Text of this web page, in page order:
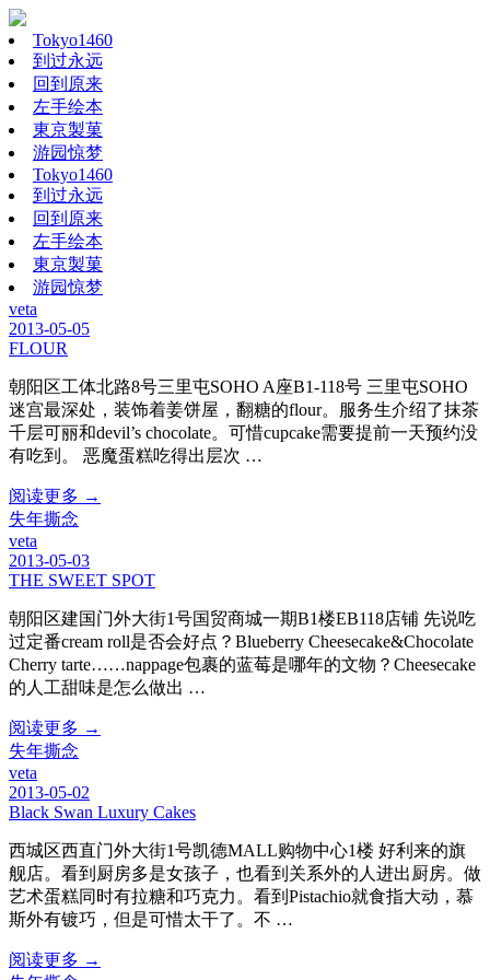
Tokyo1460
到过永远
回到原来
左手绘本
東京製菓
游园惊梦
Tokyo1460
到过永远
回到原来
左手绘本
東京製菓
游园惊梦
veta
2013-05-05
FLOUR
朝阳区工体北路8号三里屯SOHO A座B1-118号 三里屯SOHO
迷宫最深处，装饰着姜饼屋，翻糖的flour。服务生介绍了抹茶
千层可丽和devil’s chocolate。可惜cupcake需要提前一天预约没
有吃到。 恶魔蛋糕吃得出层次 …
阅读更多 →
失年撕念
veta
2013-05-03
THE SWEET SPOT
朝阳区建国门外大街1号国贸商城一期B1楼EB118店铺 先说吃
过定番cream roll是否会好点？Blueberry Cheesecake&Chocolate
Cherry tarte……nappage包裹的蓝莓是哪年的文物？Cheesecake
的人工甜味是怎么做出 …
阅读更多 →
失年撕念
veta
2013-05-02
Black Swan Luxury Cakes
西城区西直门外大街1号凯德MALL购物中心1楼 好利来的旗
舰店。看到厨房多是女孩子，也看到关系外的人进出厨房。做
艺术蛋糕同时有拉糖和巧克力。看到Pistachio就食指大动，慕
斯外有镀巧，但是可惜太干了。不 …
阅读更多 →